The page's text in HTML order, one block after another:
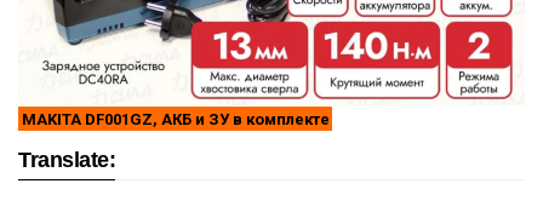
MAKITA DF001GZ, АКБ и ЗУ в комплекте
Translate: